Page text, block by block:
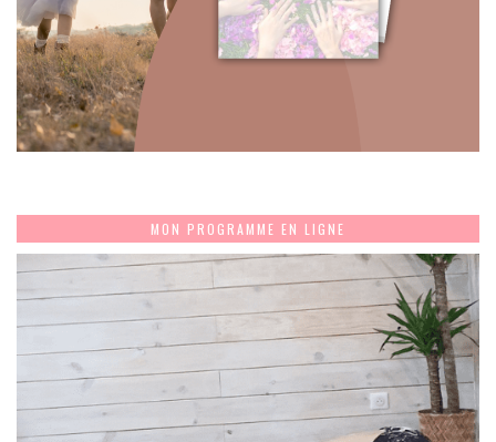
MON PROGRAMME EN LIGNE